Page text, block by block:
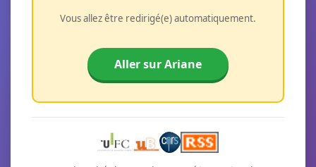
Vous allez être redirigé(e) automatiquement.
Aller sur Ariane